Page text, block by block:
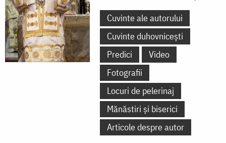
Cuvinte ale autorului
Cuvinte duhovnicești
Predici
Video
Fotografii
Locuri de pelerinaj
Mănăstiri și biserici
Articole despre autor